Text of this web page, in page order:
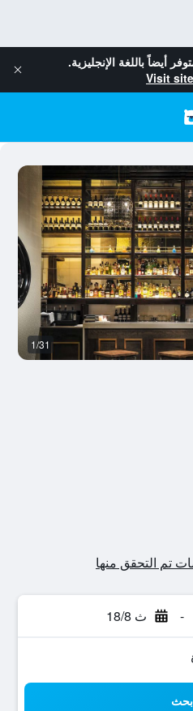
أيضاً باللغة الإنجليزية.
Visit
- ث 18/8
بحث
1/31